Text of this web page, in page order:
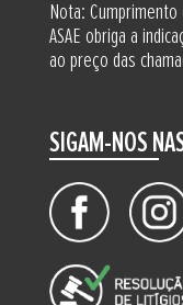
Nota:
ASAE obriga a
ao preço das
SIGAM-NOS